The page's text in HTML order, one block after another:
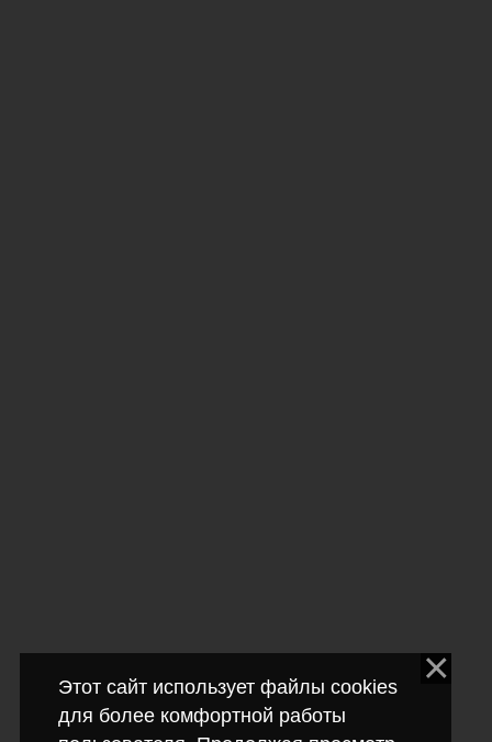
Этот сайт использует файлы cookies
для более комфортной работы